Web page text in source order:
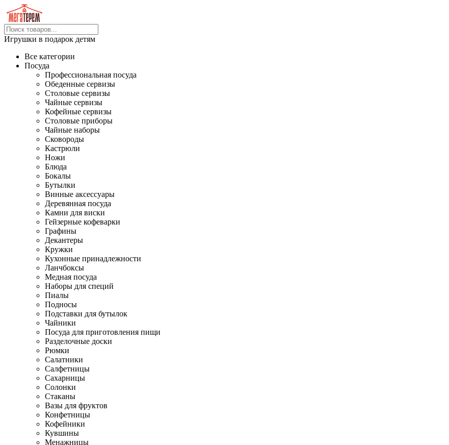
Игрушки в подарок детям
Все категории
Посуда
Профессиональная посуда
Обеденные сервизы
Столовые сервизы
Чайные сервизы
Кофейные сервизы
Столовые приборы
Чайные наборы
Сковороды
Кастрюли
Ножи
Блюда
Бокалы
Бутылки
Винные аксессуары
Деревянная посуда
Камни для виски
Гейзерные кофеварки
Графины
Декантеры
Кружки
Кухонные принадлежности
Ланчбоксы
Медная посуда
Наборы для специй
Пиалы
Подносы
Подставки для бутылок
Чайники
Посуда для приготовления пищи
Разделочные доски
Рюмки
Салатники
Салфетницы
Сахарницы
Солонки
Стаканы
Вазы для фруктов
Конфетницы
Кофейники
Кувшины
Менажницы